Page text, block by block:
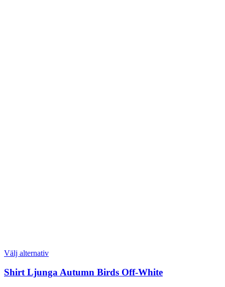
Välj alternativDen
produkten
har
Shirt Ljunga Autumn Birds Off-White